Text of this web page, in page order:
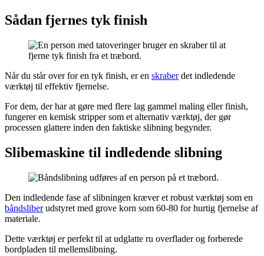
Sådan fjernes tyk finish
Når du står over for en tyk finish, er en skraberdet indledende
værktøj til effektiv fjernelse.
For dem, der har at gøre med flere lag gammel maling eller finish,
fungerer en kemisk stripper som et alternativ værktøj, der gør
processen glattere inden den faktiske slibning begynder.
Slibemaskine til indledende slibning
Den indledende fase af slibningen kræver et robust værktøj som en
båndsliberudstyret med grove korn som 60-80 for hurtig fjernelse af
materiale.
Dette værktøj er perfekt til at udglatte ru overflader og forberede
bordpladen til mellemslibning.